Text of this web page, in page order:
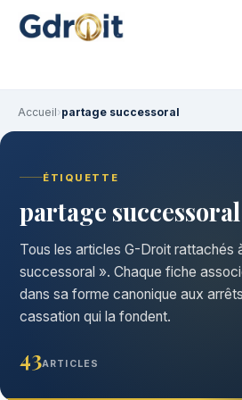
Accueil›partage successoral
ÉTIQUETTE
partage successoral
Tous les articles G-Droit rattachés
successoral ». Chaque fiche
dans sa forme canonique aux
cassation qui la fondent.
43ARTICLES